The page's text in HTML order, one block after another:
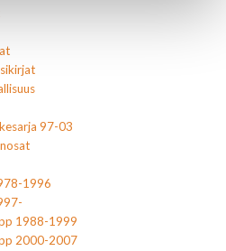
97-03
1996
1988-1999
2000-2007